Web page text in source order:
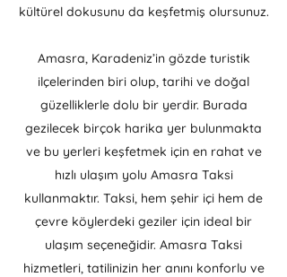
kültürel dokusunu da keşfetmiş olursunuz.
Amasra, Karadeniz’in gözde turistik
ilçelerinden biri olup, tarihi ve doğal
güzelliklerle dolu bir yerdir. Burada
gezilecek birçok harika yer bulunmakta
ve bu yerleri keşfetmek için en rahat ve
hızlı ulaşım yolu Amasra Taksi
kullanmaktır. Taksi, hem şehir içi hem de
çevre köylerdeki geziler için ideal bir
ulaşım seçeneğidir. Amasra Taksi
hizmetleri, tatilinizin her anını konforlu ve